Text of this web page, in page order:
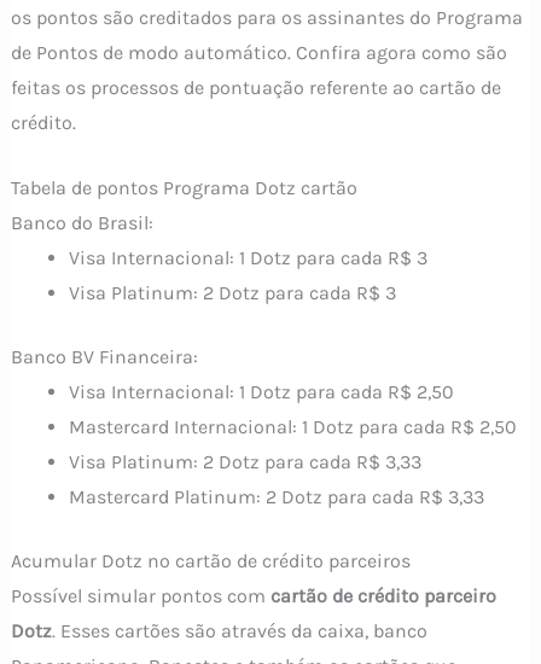
os pontos são creditados para os assinantes do Programa
de Pontos de modo automático. Confira agora como são
feitas os processos de pontuação referente ao cartão de
crédito.
Tabela de pontos Programa Dotz cartão
Banco do Brasil:
Visa Internacional: 1 Dotz para cada R$ 3
Visa Platinum: 2 Dotz para cada R$ 3
Banco BV Financeira:
Visa Internacional: 1 Dotz para cada R$ 2,50
Mastercard Internacional: 1 Dotz para cada R$ 2,50
Visa Platinum: 2 Dotz para cada R$ 3,33
Mastercard Platinum: 2 Dotz para cada R$ 3,33
Acumular Dotz no cartão de crédito parceiros
Possível simular pontos com cartão de crédito parceiro
Dotz. Esses cartões são através da caixa, banco